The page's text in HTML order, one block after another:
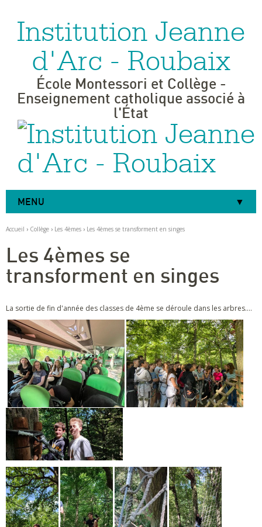
Outils
personnels
Institution Jeanne
d'Arc - Roubaix
École Montessori et Collège -
Enseignement catholique associé à
l'État
MENU
Accueil › Collège › Les 4èmes › Les 4èmes se transforment en singes
Les 4èmes se
transforment en singes
La sortie de fin d'année des classes de 4ème se déroule dans les arbres....